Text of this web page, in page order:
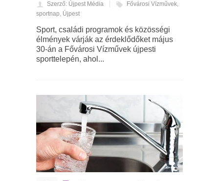
Szerző: Újpest Média Fővárosi Vízművek,
sportnap, Újpest
Sport, családi programok és közösségi
élmények várják az érdeklődőket május
30-án a Fővárosi Vízművek újpesti
sporttelepén, ahol...